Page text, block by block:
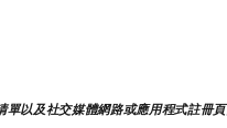
以及社交媒體網路或應用程式註冊